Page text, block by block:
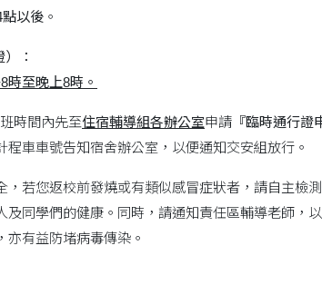
點以後 。
：
時至晚上8時。
時間內先至住宿輔導組各辦公室申請 『臨時通行證
車車號告知宿舍辦公室，以便通知交安組放行。
，若您返校前發燒或有類似感冒症狀者，請自主檢
及同學們的健康。同時，請通知責任區輔導老師，
有益防堵病毒傳染。